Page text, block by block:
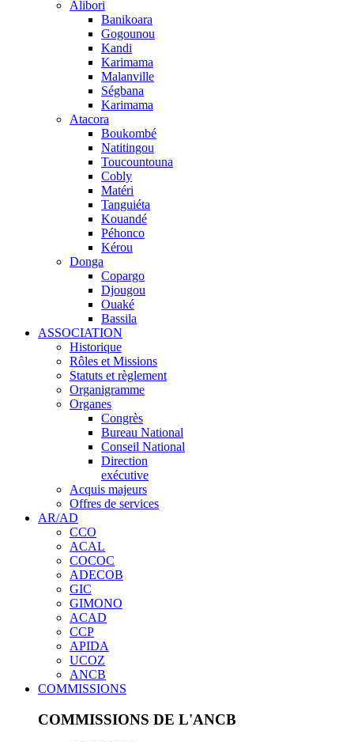
Alibori
Banikoara
Gogounou
Kandi
Karimama
Malanville
Ségbana
Karimama
Atacora
Boukombé
Natitingou
Toucountouna
Cobly
Matéri
Tanguiéta
Kouandé
Péhonco
Kérou
Donga
Copargo
Djougou
Ouaké
Bassila
ASSOCIATION
Historique
Rôles et Missions
Statuts et règlement
Organigramme
Organes
Congrès
Bureau National
Conseil National
Direction
exécutive
Acquis majeurs
Offres de services
AR/AD
CCO
ACAL
COCOC
ADECOB
GIC
GIMONO
ACAD
CCP
APIDA
UCOZ
ANCB
COMMISSIONS
COMMISSIONS DE L'ANCB